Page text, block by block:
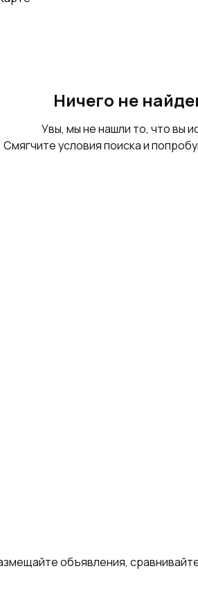
Ничего не
Увы, мы не нашли то, что вы
Смягчите условия поиска и
объявления,